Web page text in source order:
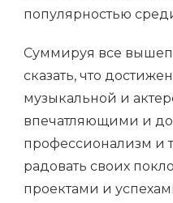
популярностью
Суммируя все
сказать, что
музыкальной и
впечатляющими и
профессионализм и
радовать своих
проектами и